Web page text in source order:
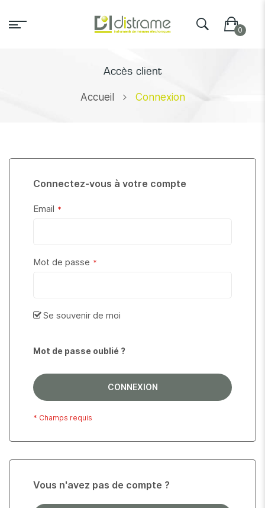
Accès client
Accueil Connexion
Connectez-vous à votre compte
Email
Mot de passe
Se souvenir de moi
Mot de passe oublié ?
CONNEXION
Vous n'avez pas de compte ?